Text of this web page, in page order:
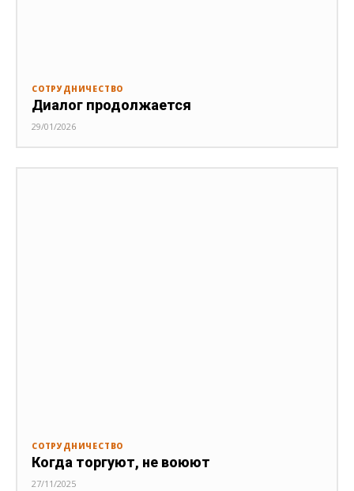
СОТРУДНИЧЕСТВО
Диалог продолжается
29/01/2026
СОТРУДНИЧЕСТВО
Когда торгуют, не воюют
27/11/2025